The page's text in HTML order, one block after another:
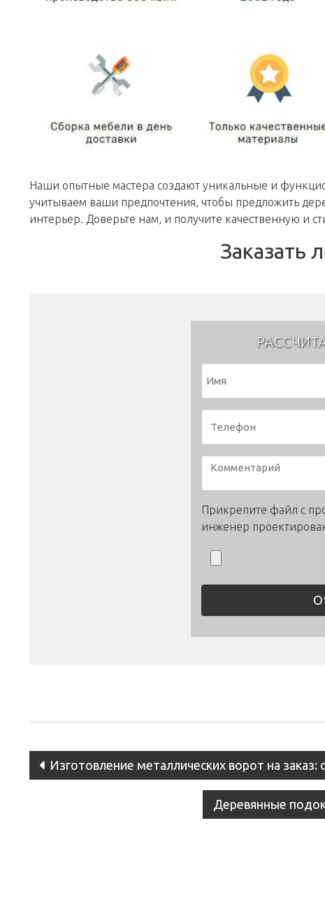
Наши опытные мастера создают уникальные и
учитываем ваши предпочтения, чтобы предложить
интерьер. Доверьте нам, и получите качественную и
Заказать
Прикрепите файл с
инженер
Post
Изготовление металлических ворот на
Деревянные